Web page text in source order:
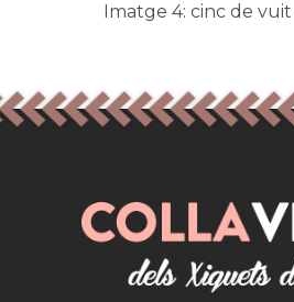
Imatge 4: cinc de